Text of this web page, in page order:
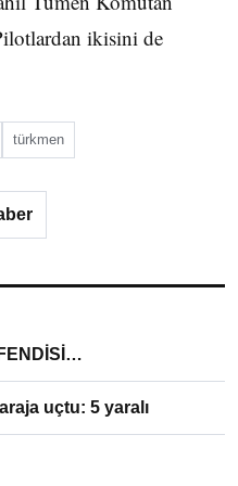
ikisini de
türkmen
uçtu: 5 yaralı